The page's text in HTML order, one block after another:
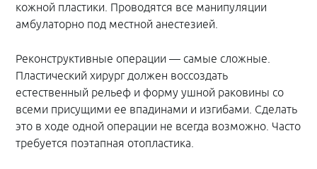
кожной пластики. Проводятся все манипуляции
амбулаторно под местной анестезией.
Реконструктивные операции — самые сложные.
Пластический хирург должен воссоздать
естественный рельеф и форму ушной раковины со
всеми присущими ее впадинами и изгибами. Сделать
это в ходе одной операции не всегда возможно. Часто
требуется поэтапная отопластика.